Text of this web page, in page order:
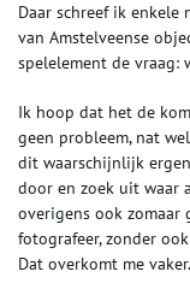
Daar schreef ik enkele
van Amstelveense
spelelement de vraag:
Ik hoop dat het de
geen probleem, nat
dit waarschijnlijk
door en zoek uit waar
overigens ook
fotografeer, zonder
Dat overkomt me vaker.